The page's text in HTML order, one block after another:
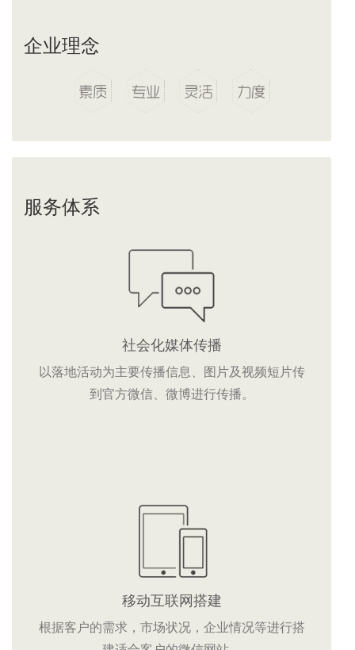
企业理念
服务体系
社会化媒体传播
以落地活动为主要传播信息、图片及视频短片传
到官方微信、微博进行传播。
移动互联网搭建
根据客户的需求，市场状况，企业情况等进行搭